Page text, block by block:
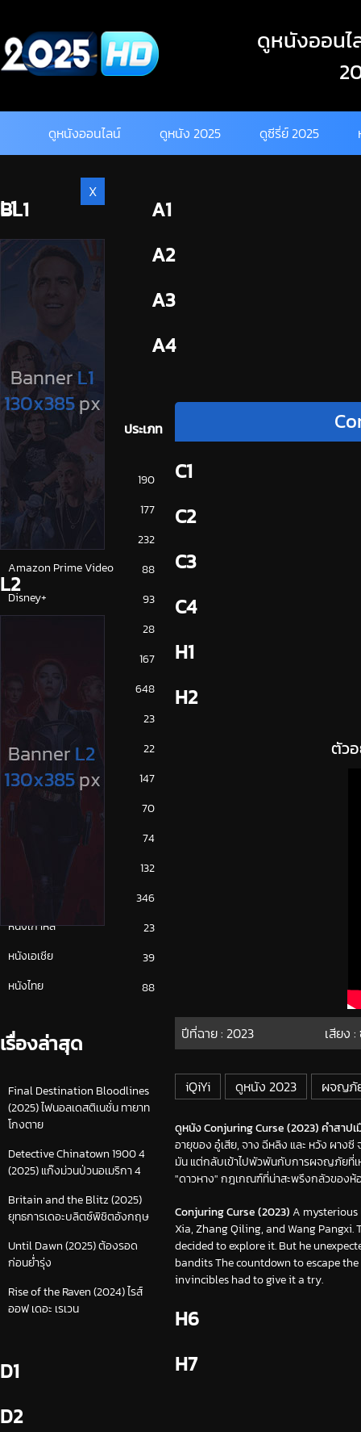
content
ดูหนังออนไ
ดูหนังออนไลน์ ดูหนัง 2025 ดูซีรี่ย์ 2025
BL1
BL2
A1
A2
A3
A4
ประเภท
การ์ตูน
190
ดูซีรี่ย์ 2025
177
232
Amazon Prime Video
88
Disney+
93
28
167
648
ซีรีย์จีน
23
ซีรีย์ญี่ปุ่น
22
ซีรีย์ฝรั่ง
147
ซีรีย์เกาหลี
70
74
132
346
หนังเกาหลี
23
หนังเอเชีย
39
หนังไทย
88
เรื่องล่าสุด
Final Destination Bloodlines
(2025) ไฟนอลเดสติเนชั่น ทายาท
โกงตาย
Detective Chinatown 1900 4
(2025) แก๊งม่วนป่วนอเมริกา 4
Britain and the Blitz (2025)
ยุทธการเดอะบลิตซ์พิชิตอังกฤษ
Until Dawn (2025) ต้องรอด
ก่อนย่ำรุ่ง
Rise of the Raven (2024) ไรส์
ออฟ เดอะ เรเวน
D1
D2
C1
C2
C3
C4
H1
H2
ตัว
ปีที่ฉาย : 2023 เสียง
iQiYi ดูหนัง 2023 ผจญภั
ดูหนัง Conjuring Curse (2023) คำสาปเ
อายุของ อู๋เสีย, จาง ฉีหลิง และ หวัง ผาง
มัน แต่กลับเข้าไปพัวพันกับการผจญภัยที่เ
"ดาวหาง" กฎเกณฑ์ที่น่าสะพรึงกลัวของห้
Conjuring Curse (2023)A mysterious
Xia, Zhang Qiling, and Wang
decided to explore it. But he
bandits The countdown to escape
invincibles had to give it a try.
H6
H7
X
L1
L2